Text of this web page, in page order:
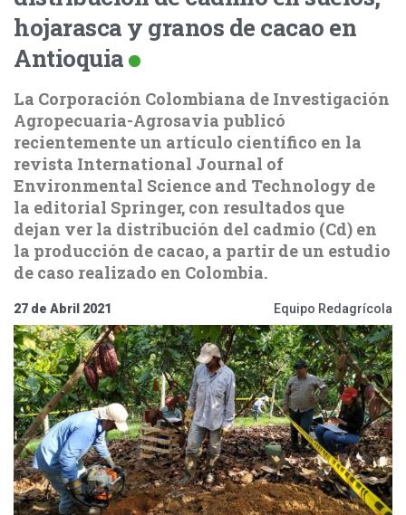
hojarasca y granos de cacao en
Antioquia
La Corporación Colombiana de Investigación
Agropecuaria-Agrosavia publicó
recientemente un artículo científico en la
revista International Journal of
Environmental Science and Technology de
la editorial Springer, con resultados que
dejan ver la distribución del cadmio (Cd) en
la producción de cacao, a partir de un estudio
de caso realizado en Colombia.
27 de Abril 2021 Equipo Redagrícola